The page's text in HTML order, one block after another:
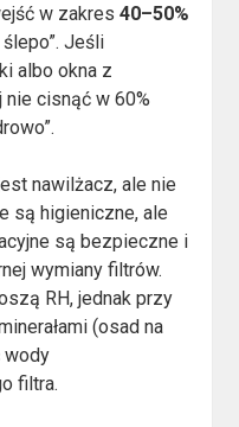
w zakres40–50%
Jeśli
albo okna z
nie cisnąć w 60%
nawilżacz, ale nie
są higieniczne, ale
są bezpieczne i
wymiany filtrów.
RH, jednak przy
(osad na
wody
filtra.